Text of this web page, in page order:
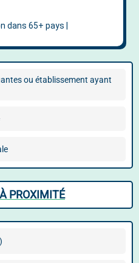
ou établissement ayant
PROXIMITÉ